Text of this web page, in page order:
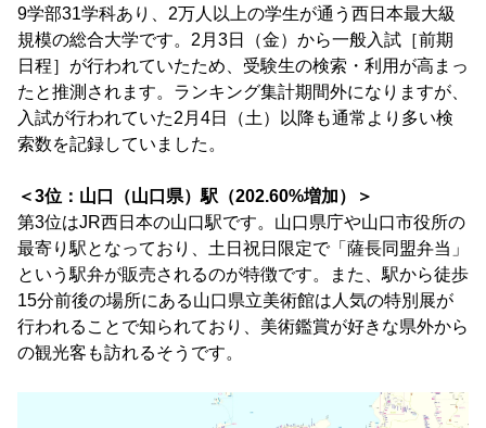
9学部31学科あり、2万人以上の学生が通う西日本最大級
規模の総合大学です。2月3日（金）から一般入試［前期
日程］が行われていたため、受験生の検索・利用が高まっ
たと推測されます。ランキング集計期間外になりますが、
入試が行われていた2月4日（土）以降も通常より多い検
索数を記録していました。
＜3位：山口（山口県）駅（202.60%増加）＞
第3位はJR西日本の山口駅です。山口県庁や山口市役所の
最寄り駅となっており、土日祝日限定で「薩長同盟弁当」
という駅弁が販売されるのが特徴です。また、駅から徒歩
15分前後の場所にある山口県立美術館は人気の特別展が
行われることで知られており、美術鑑賞が好きな県外から
の観光客も訪れるそうです。